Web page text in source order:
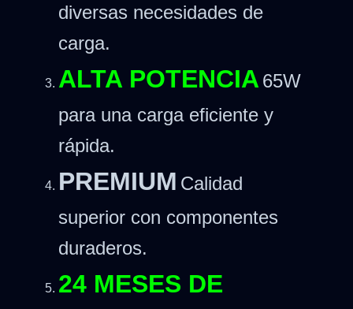
diversas necesidades de
carga.
ALTA POTENCIA 65W
para una carga eficiente y
rápida.
PREMIUM Calidad
superior con componentes
duraderos.
24 MESES DE